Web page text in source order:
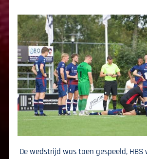
De wedstrijd was toen gespeeld,